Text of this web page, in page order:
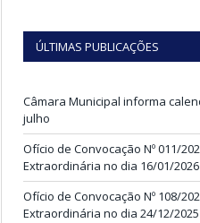
ÚLTIMAS PUBLICAÇÕES
Câmara Municipal informa
julho
Ofício de Convocação Nº 011/
Extraordinária no dia 16/01/2026
Ofício de Convocação Nº 108/
Extraordinária no dia 24/12/2025